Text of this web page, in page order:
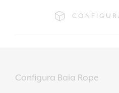
Configura Baia Rope